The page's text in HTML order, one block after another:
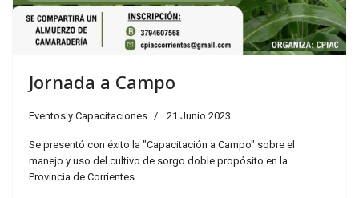
Jornada a Campo
Eventos y Capacitaciones 21 Junio 2023
Se presentó con éxito la "Capacitación a Campo" sobre el
manejo y uso del cultivo de sorgo doble propósito en la
Provincia de Corrientes